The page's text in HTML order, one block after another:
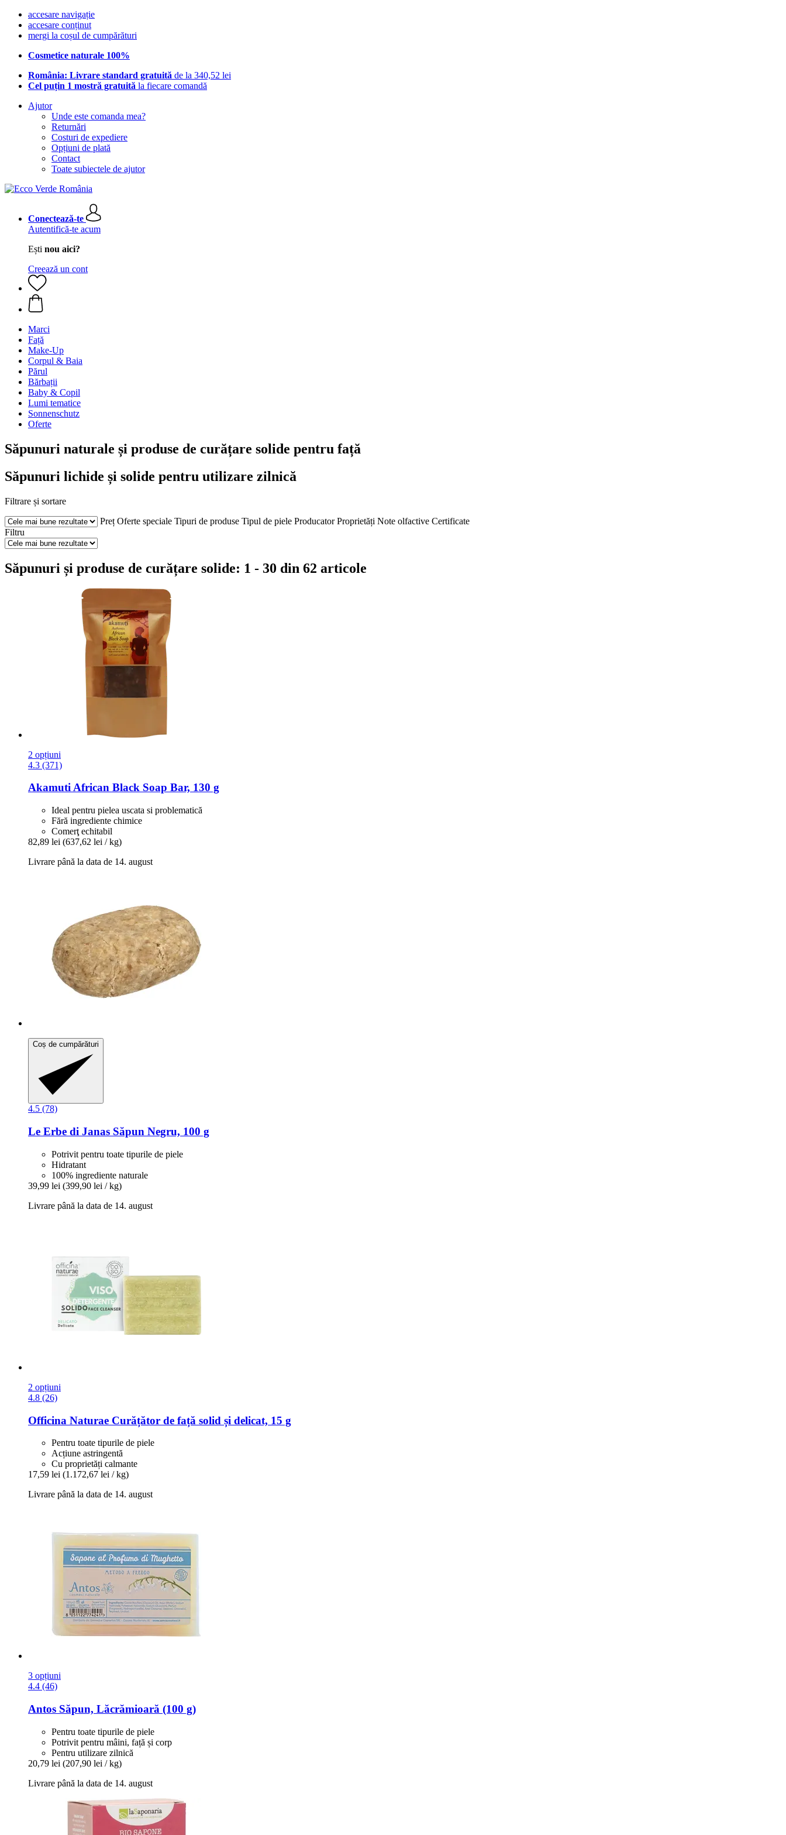
accesare navigație
accesare conținut
mergi la coșul de cumpărături
Cosmetice naturale 100%
România: Livrare standard gratuită de la 340,52 lei
Cel puțin 1 mostră gratuită la fiecare comandă
Ajutor
Unde este comanda mea?
Returnări
Costuri de expediere
Opțiuni de plată
Contact
Toate subiectele de ajutor
Conectează-te
Autentifică-te acum
Ești nou aici?
Creează un cont
Marci
Față
Make-Up
Corpul & Baia
Părul
Bărbații
Baby & Copil
Lumi tematice
Sonnenschutz
Oferte
Săpunuri naturale și produse de curățare solide pentru față
Săpunuri lichide și solide pentru utilizare zilnică
Filtrare și sortare
Preț Oferte speciale Tipuri de produse Tipul de piele Producator Proprietăți Note olfactive Certificate
Filtru
Săpunuri și produse de curățare solide: 1 - 30 din 62 articole
2 opțiuni
4.3 (371)
AkamutiAfrican Black Soap Bar, 130 g
Ideal pentru pielea uscata si problematică
Fără ingrediente chimice
Comerţ echitabil
82,89 lei (637,62 lei / kg)
Livrare până la data de 14. august
Coș de cumpărături
4.5 (78)
Le Erbe di Janas Săpun Negru, 100 g
Potrivit pentru toate tipurile de piele
Hidratant
100% ingrediente naturale
39,99 lei (399,90 lei / kg)
Livrare până la data de 14. august
2 opțiuni
4.8 (26)
Officina Naturae Curățător de față solid și delicat, 15 g
Pentru toate tipurile de piele
Acțiune astringentă
Cu proprietăți calmante
17,59 lei (1.172,67 lei / kg)
Livrare până la data de 14. august
3 opțiuni
4.4 (46)
Antos Săpun, Lăcrămioară (100 g)
Pentru toate tipurile de piele
Potrivit pentru mâini, față și corp
Pentru utilizare zilnică
20,79 lei (207,90 lei / kg)
Livrare până la data de 14. august